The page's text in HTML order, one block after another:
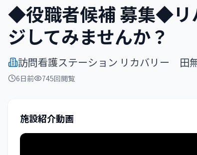
◆役職者候補 募集◆リ
ジしてみませんか？
訪問看護ステーション リカバリー 田
6日前 745回閲覧
施設紹介動画